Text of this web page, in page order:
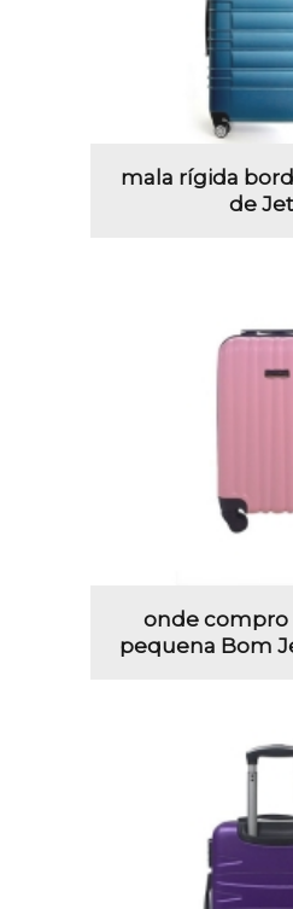
mala rígida
de
onde compro
pequena Bom